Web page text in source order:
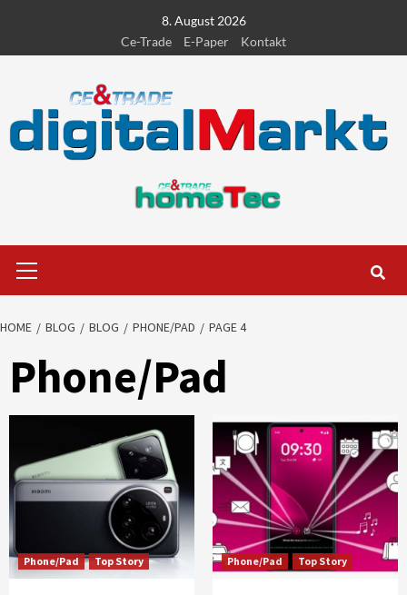
content
8. August 2026
Ce-Trade
E-Paper Kontakt
Menu
HOME BLOG BLOG PHONE/PAD PAGE 4
Phone/Pad
Phone/Pad Top Story Phone/Pad Top Story